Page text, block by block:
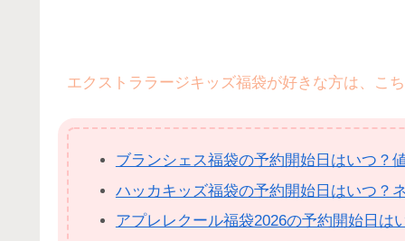
エクストララージキッズ福袋が好きな方は、こ
ブランシェス福袋の予約開始日はいつ？
ハッカキッズ福袋の予約開始日はいつ？
アプレレクール福袋2026の予約開始日は